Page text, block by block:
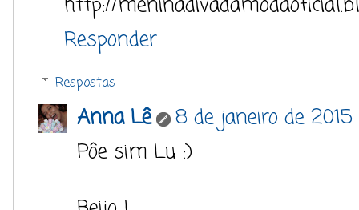
Responder
Respostas
Anna Lê
8 de janeiro de
Pôe sim Lu :)